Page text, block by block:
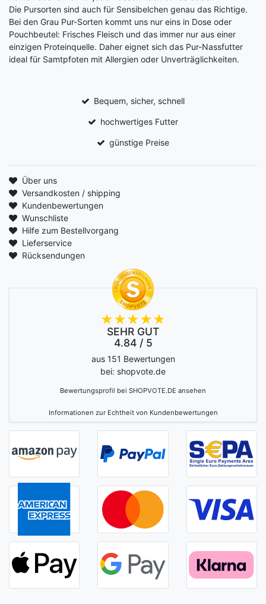
Die Pursorten sind auch für Sensibelchen genau das Richtige.
Bei den Grau Pur-Sorten kommt uns nur eins in Dose oder
Pouchbeutel: Frisches Fleisch und das immer nur aus einer
einzigen Proteinquelle. Daher eignet sich das Pur-Nassfutter
ideal für Samtpfoten mit Allergien oder Unverträglichkeiten.
Bequem, sicher, schnell
hochwertiges Futter
günstige Preise
Über uns
Versandkosten / shipping
Kundenbewertungen
Wunschliste
Hilfe zum Bestellvorgang
Lieferservice
Rücksendungen
SEHR GUT
4.84 / 5
aus 151 Bewertungen
bei: shopvote.de
Bewertungsprofil bei SHOPVOTE.DE ansehen
Informationen zur Echtheit von Kundenbewertungen